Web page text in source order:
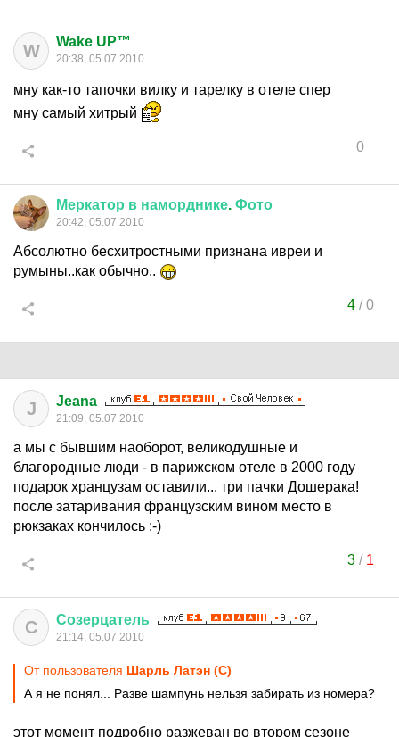
W Wake UP™
20:38, 05.07.2010
мну как-то тапочки вилку и тарелку в отеле спер
мну самый хитрый
0
Меркатор в наморднике. Фото
20:42, 05.07.2010
Абсолютно бесхитростными признана ивреи и
румыны..как обычно..
4/0
J Jeana
21:09, 05.07.2010
а мы с бывшим наоборот, великодушные и
благородные люди - в парижском отеле в 2000 году
подарок хранцузам оставили... три пачки Дошерака!
после затаривания французским вином место в
рюкзаках кончилось :-)
3/ 1
С Созерцатель
21:14, 05.07.2010
От пользователя Шарль Латэн (С)
А я не понял... Разве шампунь нельзя забирать из номера?
этот момент подробно разжеван во втором сезоне